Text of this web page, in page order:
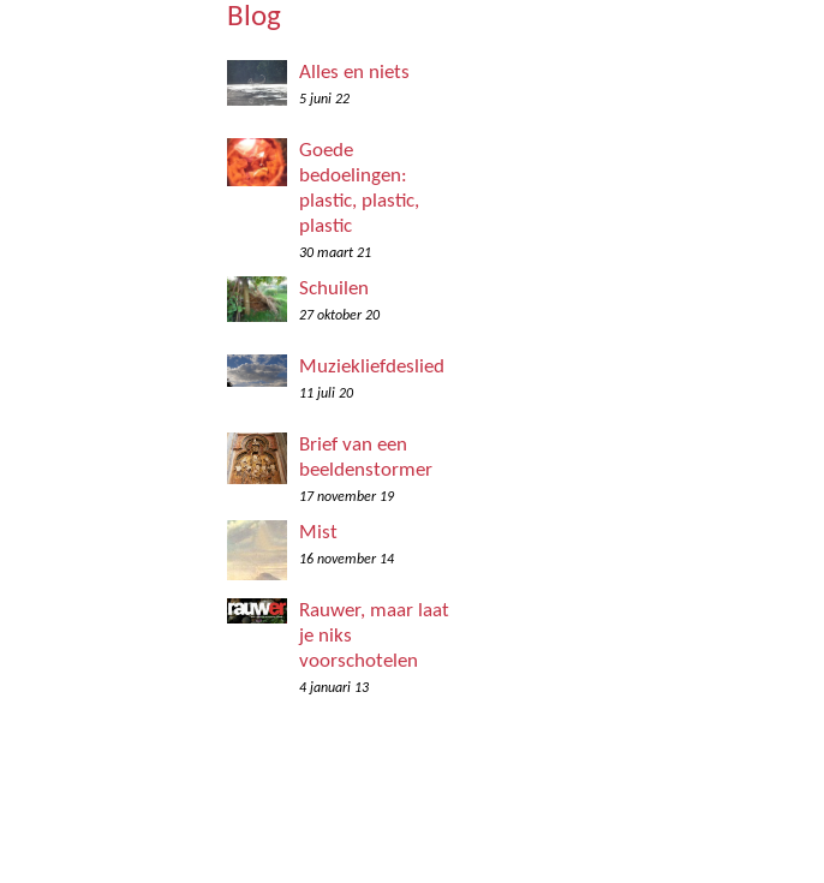
Blog
Alles en niets
5 juni 22
Goede
bedoelingen:
plastic, plastic,
plastic
30 maart 21
Schuilen
27 oktober 20
Muziekliefdeslied
11 juli 20
Brief van een
beeldenstormer
17 november 19
Mist
16 november 14
Rauwer, maar laat
je niks
voorschotelen
4 januari 13